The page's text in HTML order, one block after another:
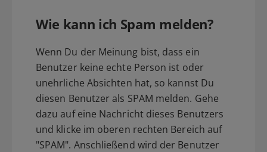
Wie kann ich Spam melden?
Wenn Du der Meinung bist, dass ein
Benutzer keine echte Person ist oder
unehrliche Absichten hat, so kannst Du
diesen Benutzer als SPAM melden. Gehe
dazu auf eine Nachricht dieses Benutzers
und klicke im oberen rechten Bereich auf
"SPAM". Anschließend wird der Benutzer